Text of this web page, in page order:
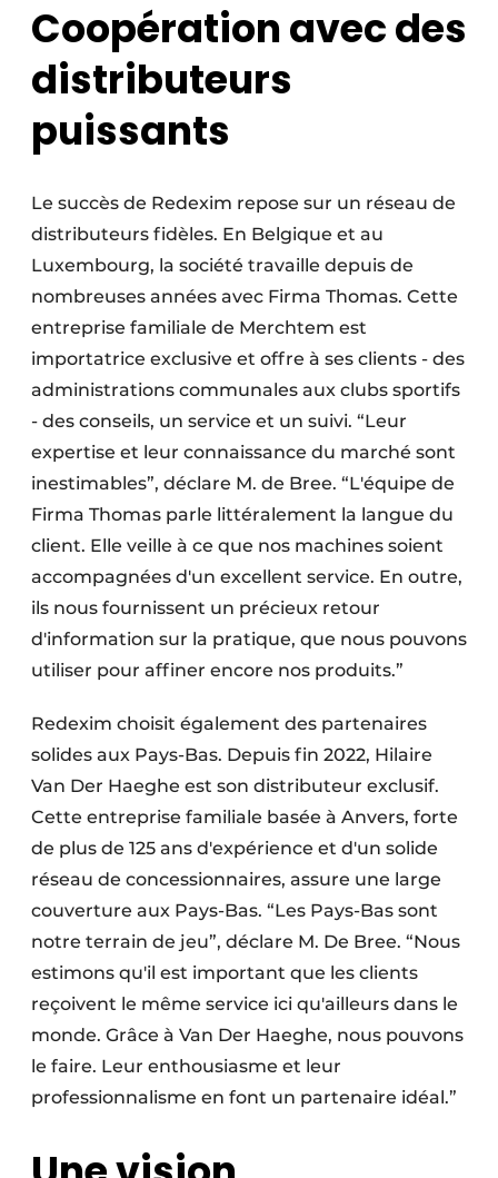
Coopération avec des
distributeurs
puissants
Le succès de Redexim repose sur un réseau de
distributeurs fidèles. En Belgique et au
Luxembourg, la société travaille depuis de
nombreuses années avec Firma Thomas. Cette
entreprise familiale de Merchtem est
importatrice exclusive et offre à ses clients - des
administrations communales aux clubs sportifs
- des conseils, un service et un suivi. “Leur
expertise et leur connaissance du marché sont
inestimables”, déclare M. de Bree. “L'équipe de
Firma Thomas parle littéralement la langue du
client. Elle veille à ce que nos machines soient
accompagnées d'un excellent service. En outre,
ils nous fournissent un précieux retour
d'information sur la pratique, que nous pouvons
utiliser pour affiner encore nos produits.”
Redexim choisit également des partenaires
solides aux Pays-Bas. Depuis fin 2022, Hilaire
Van Der Haeghe est son distributeur exclusif.
Cette entreprise familiale basée à Anvers, forte
de plus de 125 ans d'expérience et d'un solide
réseau de concessionnaires, assure une large
couverture aux Pays-Bas. “Les Pays-Bas sont
notre terrain de jeu”, déclare M. De Bree. “Nous
estimons qu'il est important que les clients
reçoivent le même service ici qu'ailleurs dans le
monde. Grâce à Van Der Haeghe, nous pouvons
le faire. Leur enthousiasme et leur
professionnalisme en font un partenaire idéal.”